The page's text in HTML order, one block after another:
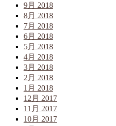
9月 2018
8月 2018
7月 2018
6月 2018
5月 2018
4月 2018
3月 2018
2月 2018
1月 2018
12月 2017
11月 2017
10月 2017